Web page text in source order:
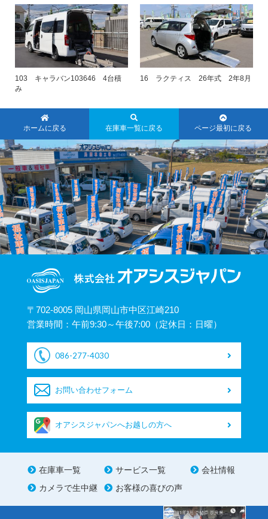
103 キャラバン103646 4台積
み
16 ラクティス 26年式 2年8月
ホームに戻る 在庫車一覧に戻る ページ最初に戻る
〒702-8005 岡山県岡山市中区江崎210
営業時間：午前9:30～午後7:00（定休日：日曜）
086-277-4030
お問い合わせフォーム
オアシスジャパンへお越しの方へ
在庫車一覧 サービス一覧
会社情報
カメラで生中継
お客様の喜びの声